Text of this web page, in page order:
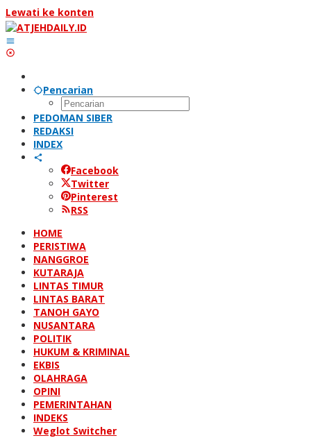
Lewati ke konten
Pencarian
PEDOMAN SIBER
REDAKSI
INDEX
Facebook
Twitter
Pinterest
RSS
HOME
PERISTIWA
NANGGROE
KUTARAJA
LINTAS TIMUR
LINTAS BARAT
TANOH GAYO
NUSANTARA
POLITIK
HUKUM & KRIMINAL
EKBIS
OLAHRAGA
OPINI
PEMERINTAHAN
INDEKS
Weglot Switcher